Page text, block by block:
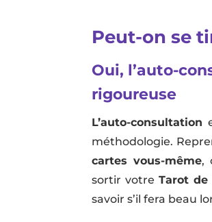
Peut-on se
Oui, l’auto-
rigoureuse
L’auto-consultation
méthodologie.
cartes vous-même,
sortir votre Tarot de
savoir s’il fera beau